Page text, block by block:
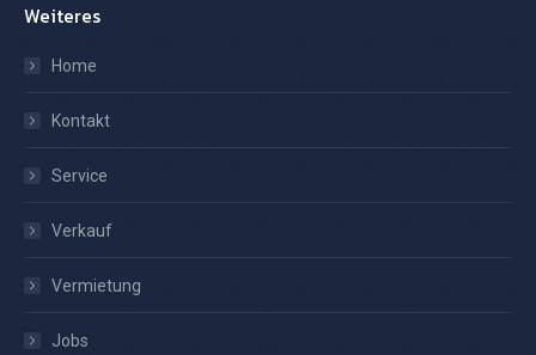
Weiteres
Home
Kontakt
Service
Verkauf
Vermietung
Jobs